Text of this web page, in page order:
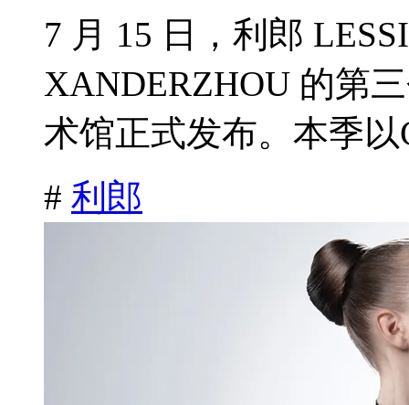
7 月 15 日，利郎
XANDERZHOU 的第
术馆正式发布。本季以
# 利郎